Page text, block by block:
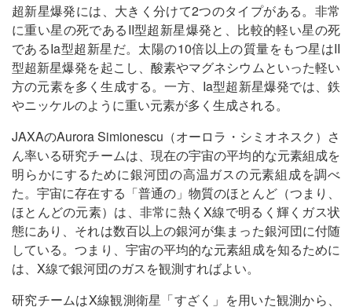
超新星爆発には、大きく分けて2つのタイプがある。非常
に重い星の死であるII型超新星爆発と、比較的軽い星の死
であるIa型超新星だ。太陽の10倍以上の質量をもつ星はII
型超新星爆発を起こし、酸素やマグネシウムといった軽い
方の元素を多く生成する。一方、Ia型超新星爆発では、鉄
やニッケルのように重い元素が多く生成される。
JAXAのAurora Simionescu（オーロラ・シミオネスク）さ
ん率いる研究チームは、現在の宇宙の平均的な元素組成を
明らかにするために銀河団の高温ガスの元素組成を調べ
た。宇宙に存在する「普通の」物質のほとんど（つまり、
ほとんどの元素）は、非常に熱くX線で明るく輝くガス状
態にあり、それは数百以上の銀河が集まった銀河団に付随
している。つまり、宇宙の平均的な元素組成を知るために
は、X線で銀河団のガスを観測すればよい。
研究チームはX線観測衛星「すざく」を用いた観測から、